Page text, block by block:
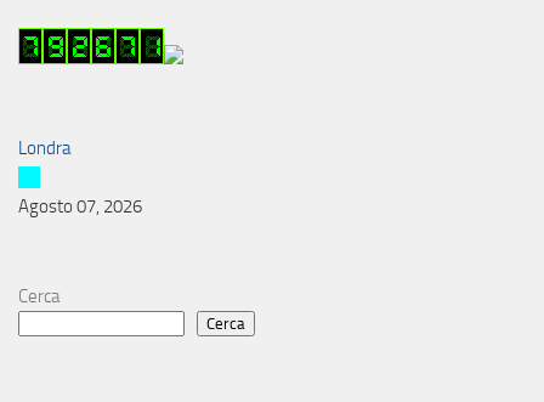
Londra
Agosto 07, 2026
Cerca
Cerca